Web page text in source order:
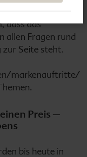
oder dem
dass das
allen Fragen rund
Seite steht.
markenauftritte/
Preis –
bis heute in